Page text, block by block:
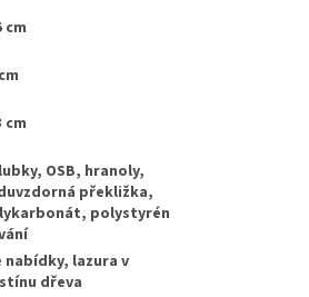
cm
cm
OSB, hranoly,
překližka,
polystyrén
nabídky, lazura v
dřeva